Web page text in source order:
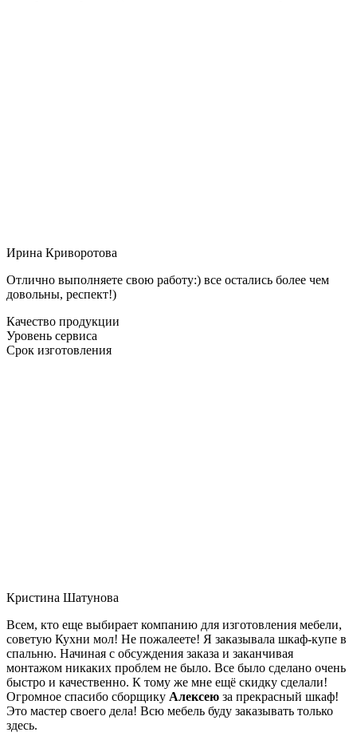
Ирина Криворотова
Отлично выполняете свою работу:) все остались более чем
довольны, респект!)
Качество продукции
Уровень сервиса
Срок изготовления
Кристина Шатунова
Всем, кто еще выбирает компанию для изготовления мебели,
советую Кухни мол! Не пожалеете! Я заказывала шкаф-купе в
спальню. Начиная с обсуждения заказа и заканчивая
монтажом никаких проблем не было. Все было сделано очень
быстро и качественно. К тому же мне ещё скидку сделали!
Огромное спасибо сборщику Алексею за прекрасный шкаф!
Это мастер своего дела! Всю мебель буду заказывать только
здесь.